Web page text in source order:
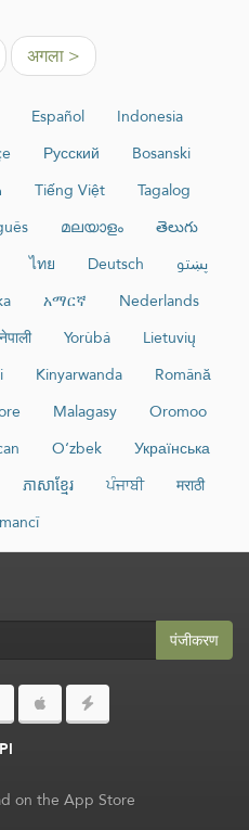
अगला >
Español
Indonesia
Русский
Bosanski
Tiếng Việt
Tagalog
മലയാളം
తెలుగు
ไทย Deutsch
پښتو
አማርኛ
Nederlands
नेपाली Yorùbá
Lietuvių
Kinyarwanda
Română
Malagasy
Oromoo
O‘zbek
Українська
ភាសាខ្មែរ ਪੰਜਾਬੀ
मराठी
पंजीकरण